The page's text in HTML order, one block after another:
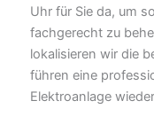
Uhr für Sie da, um
fachgerecht zu
lokalisieren wir die
führen eine
Elektroanlage